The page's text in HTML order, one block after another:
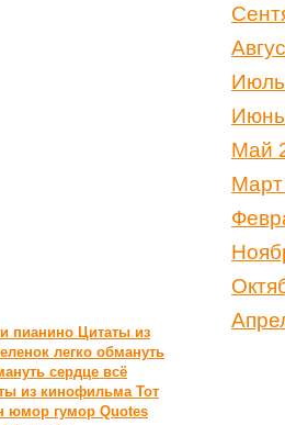
пианино Цитаты из
легко обмануть
сердце всё
из кинофильма Тот
юмор гумор Quotes
Май